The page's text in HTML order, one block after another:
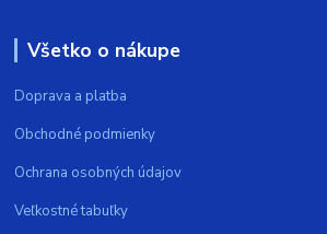
Všetko o nákupe
Doprava a platba
Obchodné podmienky
Ochrana osobných údajov
Veľkostné tabuľky